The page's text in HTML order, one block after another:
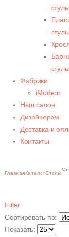
Фабрики
iModern
Наш салон
Дизайнерам
Доставка и
Контакты
ГлавнаяКаталогСтолы
Filter
Сортировать по:
Показать: